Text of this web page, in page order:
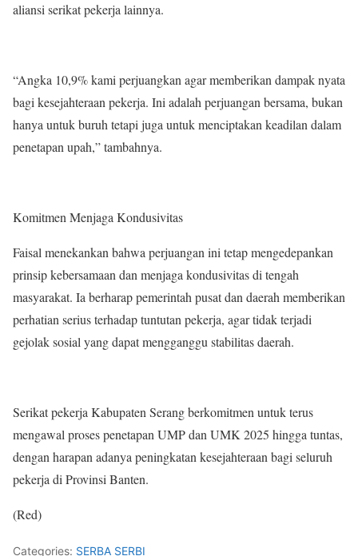
aliansi serikat pekerja lainnya.
“Angka 10,9% kami perjuangkan agar memberikan dampak nyata
bagi kesejahteraan pekerja. Ini adalah perjuangan bersama, bukan
hanya untuk buruh tetapi juga untuk menciptakan keadilan dalam
penetapan upah,” tambahnya.
Komitmen Menjaga Kondusivitas
Faisal menekankan bahwa perjuangan ini tetap mengedepankan
prinsip kebersamaan dan menjaga kondusivitas di tengah
masyarakat. Ia berharap pemerintah pusat dan daerah memberikan
perhatian serius terhadap tuntutan pekerja, agar tidak terjadi
gejolak sosial yang dapat mengganggu stabilitas daerah.
Serikat pekerja Kabupaten Serang berkomitmen untuk terus
mengawal proses penetapan UMP dan UMK 2025 hingga tuntas,
dengan harapan adanya peningkatan kesejahteraan bagi seluruh
pekerja di Provinsi Banten.
(Red)
Categories: SERBA SERBI